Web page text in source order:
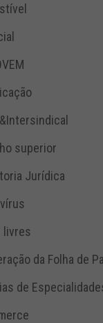
superior
Jurídica
livres
da Folha de
de